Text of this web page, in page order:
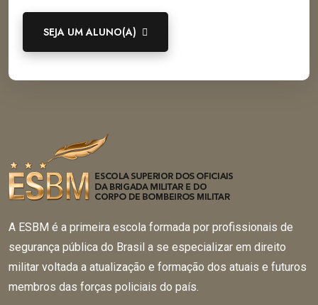
SEJA UM ALUNO(A)
A ESBM é a primeira escola formada por profissionais de
segurança pública do Brasil a se especializar em direito
militar voltada a atualização e formação dos atuais e futuros
membros das forças policiais do país.